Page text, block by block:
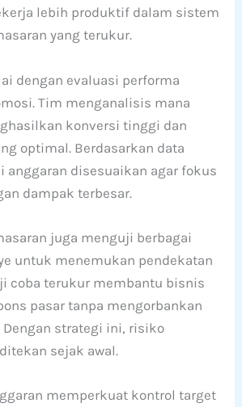
lebih produktif dalam sistem
yang terukur.
dengan evaluasi performa
Tim menganalisis mana
konversi tinggi dan
optimal. Berdasarkan data
anggaran disesuaikan agar fokus
dampak terbesar.
juga menguji berbagai
untuk menemukan pendekatan
coba terukur membantu bisnis
pasar tanpa mengorbankan
Dengan strategi ini, risiko
sejak awal.
memperkuat kontrol target